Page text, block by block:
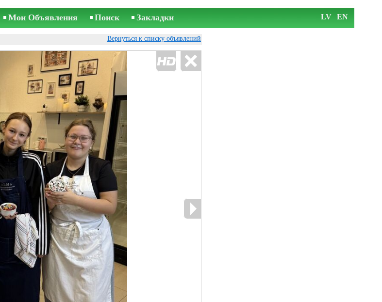
Мои Объявления Поиск Закладки LV EN
Вернуться к списку объявлений